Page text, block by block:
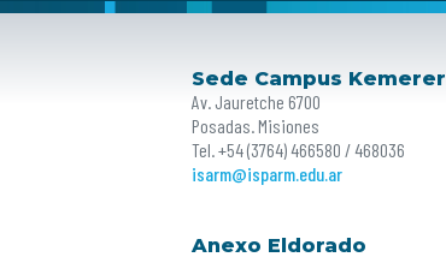
Sede Campus Kemerer
Av. Jauretche 6700
Posadas. Misiones
Tel. +54 (3764) 466580 / 468036
isarm@isparm.edu.ar
Anexo Eldorado